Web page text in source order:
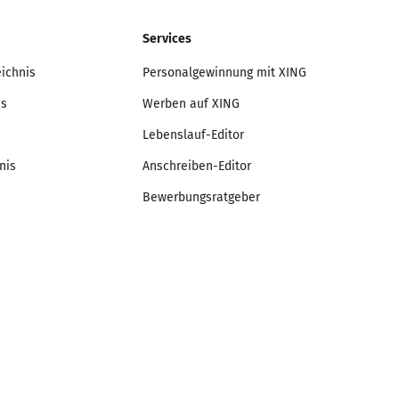
Services
Personalgewinnung mit XING
Werben auf XING
Lebenslauf-Editor
Anschreiben-Editor
Bewerbungsratgeber